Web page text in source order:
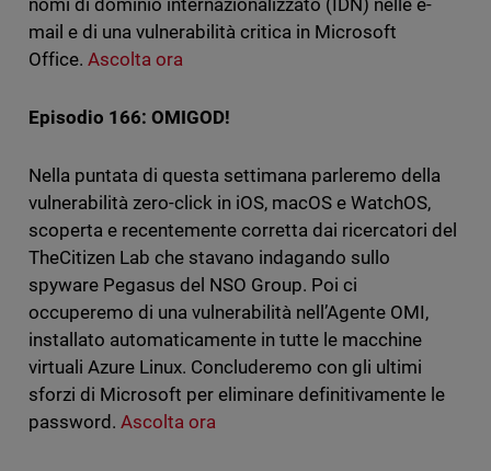
mail e di una vulnerabilità critica in Microsoft
Office. Ascolta ora
Episodio 166: OMIGOD!
Nella puntata di questa settimana parleremo della
vulnerabilità zero-click in iOS, macOS e WatchOS,
scoperta e recentemente corretta dai ricercatori del
TheCitizen Lab che stavano indagando sullo
spyware Pegasus del NSO Group. Poi ci
occuperemo di una vulnerabilità nell’Agente OMI,
installato automaticamente in tutte le macchine
virtuali Azure Linux. Concluderemo con gli ultimi
sforzi di Microsoft per eliminare definitivamente le
password. Ascolta ora